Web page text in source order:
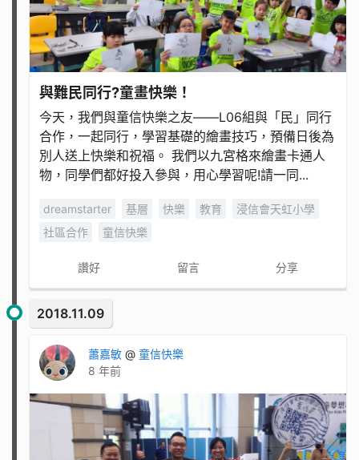
與難民同行?童畫快樂！
今天，我們與童信快樂之友——L06組與「民」同行
合作，一起同行，學習基礎的繪畫技巧，預備日後為
別人送上快樂和祝福。 我們以九宮格來繪畫卡通人
物，同學們都好投入參與，用心學習呢!​​​​​​​ 請一同...
dreamstarter 基層 快樂 教育
浸信會天虹小學
社區合作
童信快樂
讚好 留言 分享
2018.11.09
蕭嘉敏 @ 童信快樂
8 年前